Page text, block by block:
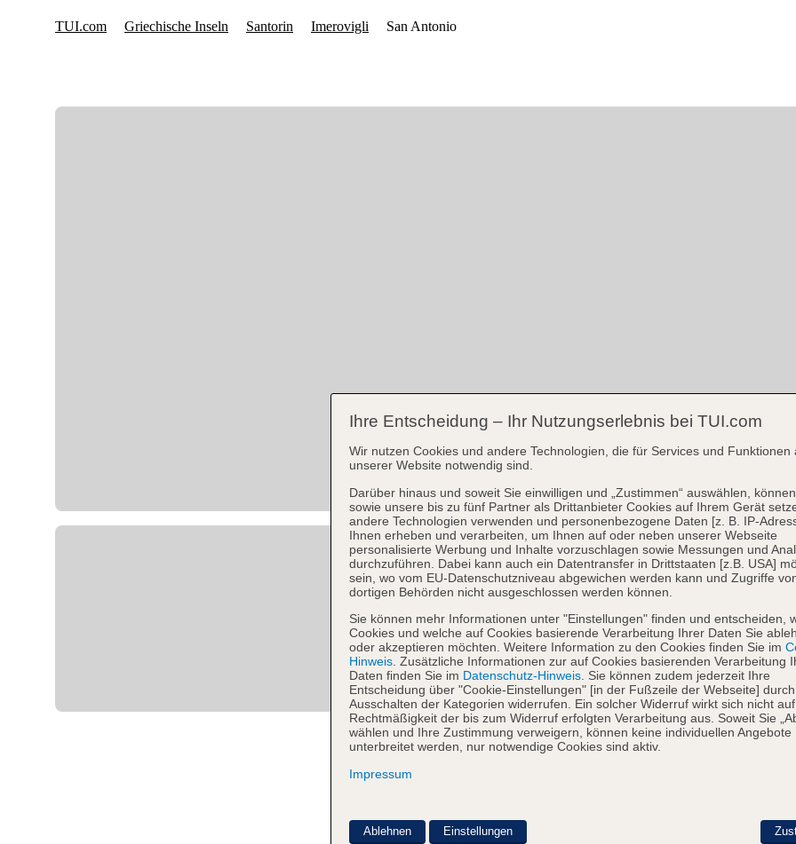
Ihre Entscheidung – Ihr Nutzungserlebnis bei TUI.com
Wir nutzen Cookies und andere Technologien, die für Services und Funktionen
unserer Website notwendig sind.
Darüber hinaus und soweit Sie einwilligen und „Zustimmen“ auswählen,
sowie unsere bis zu fünf Partner als Drittanbieter Cookies auf Ihrem Gerät
andere Technologien verwenden und personenbezogene Daten [z. B. IP-
Ihnen erheben und verarbeiten, um Ihnen auf oder neben unserer Webseite
personalisierte Werbung und Inhalte vorzuschlagen sowie Messungen und
durchzuführen. Dabei kann auch ein Datentransfer in Drittstaaten [z.B. USA]
sein, wo vom EU-Datenschutzniveau abgewichen werden kann und Zugriffe
dortigen Behörden nicht ausgeschlossen werden können.
Sie können mehr Informationen unter "Einstellungen" finden und entscheiden,
Cookies und welche auf Cookies basierende Verarbeitung Ihrer Daten Sie
oder akzeptieren möchten. Weitere Information zu den Cookies finden Sie im
Hinweis . Zusätzliche Informationen zur auf Cookies basierenden Verarbeitung
Daten finden Sie im Datenschutz-Hinweis . Sie können zudem jederzeit Ihre
Entscheidung über "Cookie-Einstellungen" [in der Fußzeile der Webseite] durch
Ausschalten der Kategorien widerrufen. Ein solcher Widerruf wirkt sich nicht
Rechtmäßigkeit der bis zum Widerruf erfolgten Verarbeitung aus. Soweit Sie
wählen und Ihre Zustimmung verweigern, können keine individuellen Angebote
unterbreitet werden, nur notwendige Cookies sind aktiv.
Impressum
Ablehnen Einstellungen